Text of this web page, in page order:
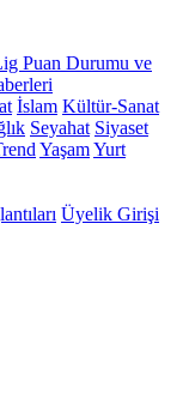
Puan Durumu ve
İslam Kültür-Sanat
Seyahat Siyaset
YaşamYurt
Üyelik Girişi